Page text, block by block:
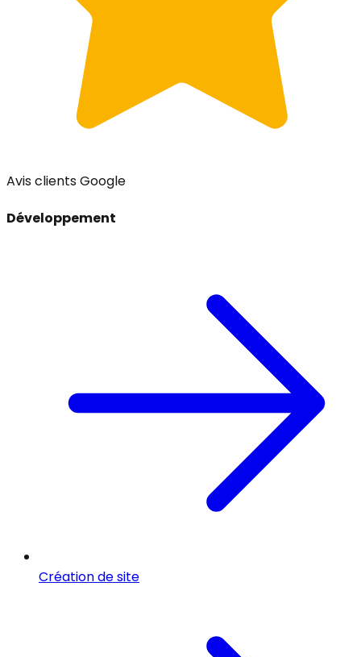
Avis clients Google
Développement
Création de site